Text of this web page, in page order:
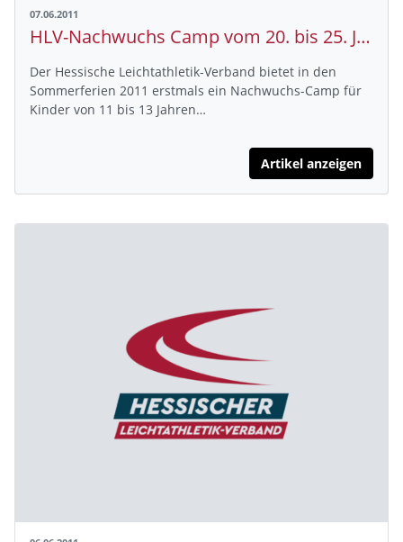
07.06.2011
HLV-Nachwuchs Camp vom 20. bis 25. Juli
Der Hessische Leichtathletik-Verband bietet in den
Sommerferien 2011 erstmals ein Nachwuchs-Camp für
Kinder von 11 bis 13 Jahren…
Artikel anzeigen